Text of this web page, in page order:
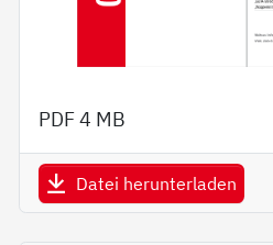
PDF4 MB
Datei herunterladen